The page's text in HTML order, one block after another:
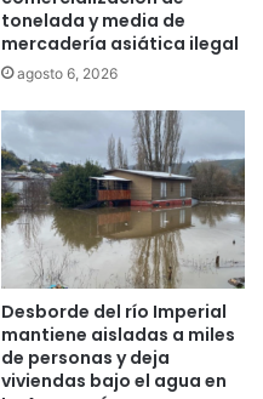
tonelada y media de
mercadería asiática ilegal
agosto 6, 2026
Desborde del río Imperial
mantiene aisladas a miles
de personas y deja
viviendas bajo el agua en